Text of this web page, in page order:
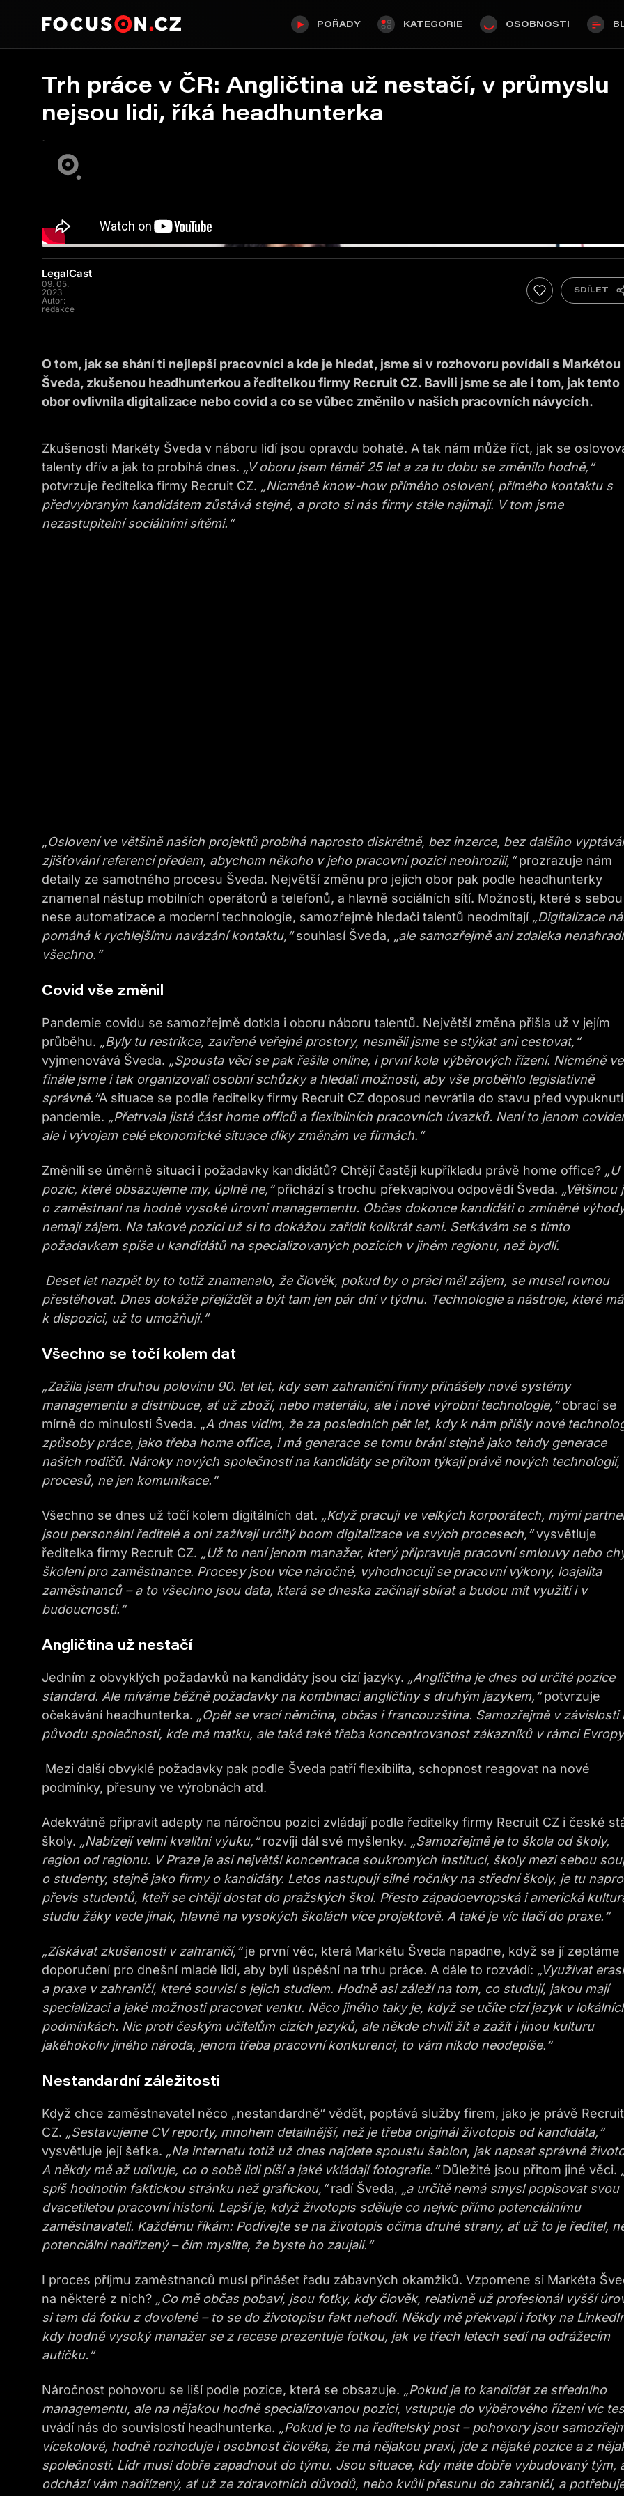
POŘADY KATEGORIE OSOBNOSTI
Trh práce v ČR: Angličtina už nestačí, v průmyslu
nejsou lidi, říká headhunterka
LegalCast
09. 05.
2023
Autor:
redakce
O tom, jak se shání ti nejlepší pracovníci a kde je hledat, jsme si v rozhovoru povídali s Markétou
Šveda, zkušenou headhunterkou a ředitelkou firmy Recruit CZ. Bavili jsme se ale i tom, jak tento
obor ovlivnila digitalizace nebo covid a co se vůbec změnilo v našich pracovních návycích.
Zkušenosti Markéty Šveda v náboru lidí jsou opravdu bohaté. A tak nám může říct, jak se
talenty dřív a jak to probíhá dnes. „V oboru jsem téměř 25 let a za tu dobu se změnilo hodně,“
potvrzuje ředitelka firmy Recruit CZ. „Nicméně know-how přímého oslovení, přímého kontaktu s
předvybraným kandidátem zůstává stejné, a proto si nás firmy stále najímají. V tom jsme
nezastupitelní sociálními sítěmi.“
„Oslovení ve většině našich projektů probíhá naprosto diskrétně, bez inzerce, bez dalšího
zjišťování referencí předem, abychom někoho v jeho pracovní pozici neohrozili,“prozrazuje nám
detaily ze samotného procesu Šveda. Největší změnu pro jejich obor pak podle headhunterky
znamenal nástup mobilních operátorů a telefonů, a hlavně sociálních sítí. Možnosti, které s sebou
nese automatizace a moderní technologie, samozřejmě hledači talentů neodmítají „Digitalizace
pomáhá k rychlejšímu navázání kontaktu,“souhlasí Šveda, „ale samozřejmě ani zdaleka nenahradí
všechno.“
Covid vše změnil
Pandemie covidu se samozřejmě dotkla i oboru náboru talentů. Největší změna přišla už v jejím
průběhu. „Byly tu restrikce, zavřené veřejné prostory, nesměli jsme se stýkat ani cestovat,“
vyjmenovává Šveda. „Spousta věcí se pak řešila online, i první kola výběrových řízení. Nicméně ve
finále jsme i tak organizovali osobní schůzky a hledali možnosti, aby vše proběhlo legislativně
správně.“A situace se podle ředitelky firmy Recruit CZ doposud nevrátila do stavu před
pandemie. „Přetrvala jistá část home officů a flexibilních pracovních úvazků. Není to jenom
ale i vývojem celé ekonomické situace díky změnám ve firmách.“
Změnili se úměrně situaci i požadavky kandidátů? Chtějí častěji kupříkladu právě home office? „U
pozic, které obsazujeme my, úplně ne,“přichází s trochu překvapivou odpovědí Šveda. „Většinou
o zaměstnaní na hodně vysoké úrovni managementu. Občas dokonce kandidáti o zmíněné
nemají zájem. Na takové pozici už si to dokážou zařídit kolikrát sami. Setkávám se s tímto
požadavkem spíše u kandidátů na specializovaných pozicích v jiném regionu, než bydlí.
Deset let nazpět by to totiž znamenalo, že člověk, pokud by o práci měl zájem, se musel rovnou
přestěhovat. Dnes dokáže přejíždět a být tam jen pár dní v týdnu. Technologie a nástroje, které
k dispozici, už to umožňují.“
Všechno se točí kolem dat
„Zažila jsem druhou polovinu 90. let let, kdy sem zahraniční firmy přinášely nové systémy
managementu a distribuce, ať už zboží, nebo materiálu, ale i nové výrobní technologie,“obrací se
mírně do minulosti Šveda. „A dnes vidím, že za posledních pět let, kdy k nám přišly nové
způsoby práce, jako třeba home office, i má generace se tomu brání stejně jako tehdy generace
našich rodičů. Nároky nových společností na kandidáty se přitom týkají právě nových technologií,
procesů, ne jen komunikace.“
Všechno se dnes už točí kolem digitálních dat. „Když pracuji ve velkých korporátech, mými
jsou personální ředitelé a oni zažívají určitý boom digitalizace ve svých procesech,“vysvětluje
ředitelka firmy Recruit CZ. „Už to není jenom manažer, který připravuje pracovní smlouvy nebo
školení pro zaměstnance. Procesy jsou více náročné, vyhodnocují se pracovní výkony, loajalita
zaměstnanců – a to všechno jsou data, která se dneska začínají sbírat a budou mít využití i v
budoucnosti.“
Angličtina už nestačí
Jedním z obvyklých požadavků na kandidáty jsou cizí jazyky. „Angličtina je dnes od určité pozice
standard. Ale míváme běžně požadavky na kombinaci angličtiny s druhým jazykem,“potvrzuje
očekávání headhunterka. „Opět se vrací němčina, občas i francouzština. Samozřejmě v závislosti
původu společnosti, kde má matku, ale také také třeba koncentrovanost zákazníků v rámci
Mezi další obvyklé požadavky pak podle Šveda patří flexibilita, schopnost reagovat na nové
podmínky, přesuny ve výrobnách atd.
Adekvátně připravit adepty na náročnou pozici zvládají podle ředitelky firmy Recruit CZ i české
školy. „Nabízejí velmi kvalitní výuku,“rozvíjí dál své myšlenky. „Samozřejmě je to škola od školy,
region od regionu. V Praze je asi největší koncentrace soukromých institucí, školy mezi sebou
o studenty, stejně jako firmy o kandidáty. Letos nastupují silné ročníky na střední školy, je tu
převis studentů, kteří se chtějí dostat do pražských škol. Přesto západoevropská i americká
studiu žáky vede jinak, hlavně na vysokých školách více projektově. A také je víc tlačí do praxe.“
„Získávat zkušenosti v zahraničí,“je první věc, která Markétu Šveda napadne, když se jí zeptáme
doporučení pro dnešní mladé lidi, aby byli úspěšní na trhu práce. A dále to rozvádí: „Využívat
a praxe v zahraničí, které souvisí s jejich studiem. Hodně asi záleží na tom, co studují, jakou mají
specializaci a jaké možnosti pracovat venku. Něco jiného taky je, když se učíte cizí jazyk v
podmínkách. Nic proti českým učitelům cizích jazyků, ale někde chvíli žít a zažít i jinou kulturu
jakéhokoliv jiného národa, jenom třeba pracovní konkurenci, to vám nikdo neodepíše.“
Nestandardní záležitosti
Když chce zaměstnavatel něco „nestandardně“ vědět, poptává služby firem, jako je právě Recruit
CZ. „Sestavujeme CV reporty, mnohem detailnější, než je třeba originál životopis od kandidáta,“
vysvětluje její šéfka. „Na internetu totiž už dnes najdete spoustu šablon, jak napsat správně
A někdy mě až udivuje, co o sobě lidi píší a jaké vkládají fotografie.“Důležité jsou přitom jiné věci.
spíš hodnotím faktickou stránku než grafickou,“radí Šveda, „a určitě nemá smysl popisovat svou
dvacetiletou pracovní historii. Lepší je, když životopis sděluje co nejvíc přímo potenciálnímu
zaměstnavateli. Každému říkám: Podívejte se na životopis očima druhé strany, ať už to je ředitel,
potenciální nadřízený – čím myslíte, že byste ho zaujali.“
I proces příjmu zaměstnanců musí přinášet řadu zábavných okamžiků. Vzpomene si Markéta
na některé z nich? „Co mě občas pobaví, jsou fotky, kdy člověk, relativně už profesionál vyšší
si tam dá fotku z dovolené – to se do životopisu fakt nehodí. Někdy mě překvapí i fotky na
kdy hodně vysoký manažer se z recese prezentuje fotkou, jak ve třech letech sedí na odrážecím
autíčku.“
Náročnost pohovoru se liší podle pozice, která se obsazuje. „Pokud je to kandidát ze středního
managementu, ale na nějakou hodně specializovanou pozici, vstupuje do výběrového řízení víc
uvádí nás do souvislostí headhunterka. „Pokud je to na ředitelský post – pohovory jsou
vícekolové, hodně rozhoduje i osobnost člověka, že má nějakou praxi, jde z nějaké pozice a z
společnosti. Lídr musí dobře zapadnout do týmu. Jsou situace, kdy máte dobře vybudovaný tým,
odchází vám nadřízený, ať už ze zdravotních důvodů, nebo kvůli přesunu do zahraničí, a